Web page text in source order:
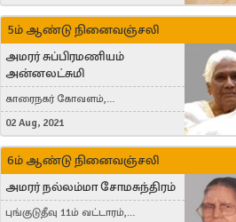
5ம் ஆண்டு நினைவஞ்சலி
அமரர் சுப்பிரமணியம்
அன்னலட்சுமி
காரைநகர் கோவளம்,
வெள்ளவத்தை
02 Aug, 2021
6ம் ஆண்டு நினைவஞ்சலி
அமரர் நல்லம்மா சோமசுந்திரம்
புங்குடுதீவு 11ம் வட்டாரம்,